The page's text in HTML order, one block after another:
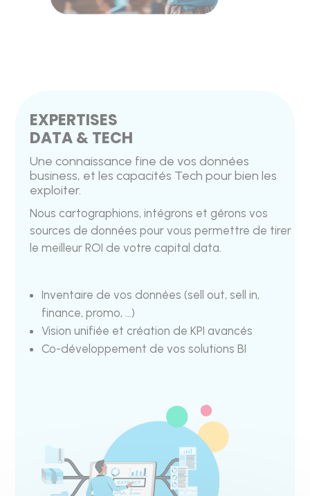
EXPERTISES
DATA & TECH
Une connaissance fine de vos données
business, et les capacités Tech pour bien les
exploiter.
Nous cartographions, intégrons et gérons vos
sources de données pour vous permettre de tirer
le meilleur ROI de votre capital data.
Inventaire de vos données (sell out, sell in,
finance, promo, …)
Vision unifiée et création de KPI avancés
Co-développement de vos solutions BI